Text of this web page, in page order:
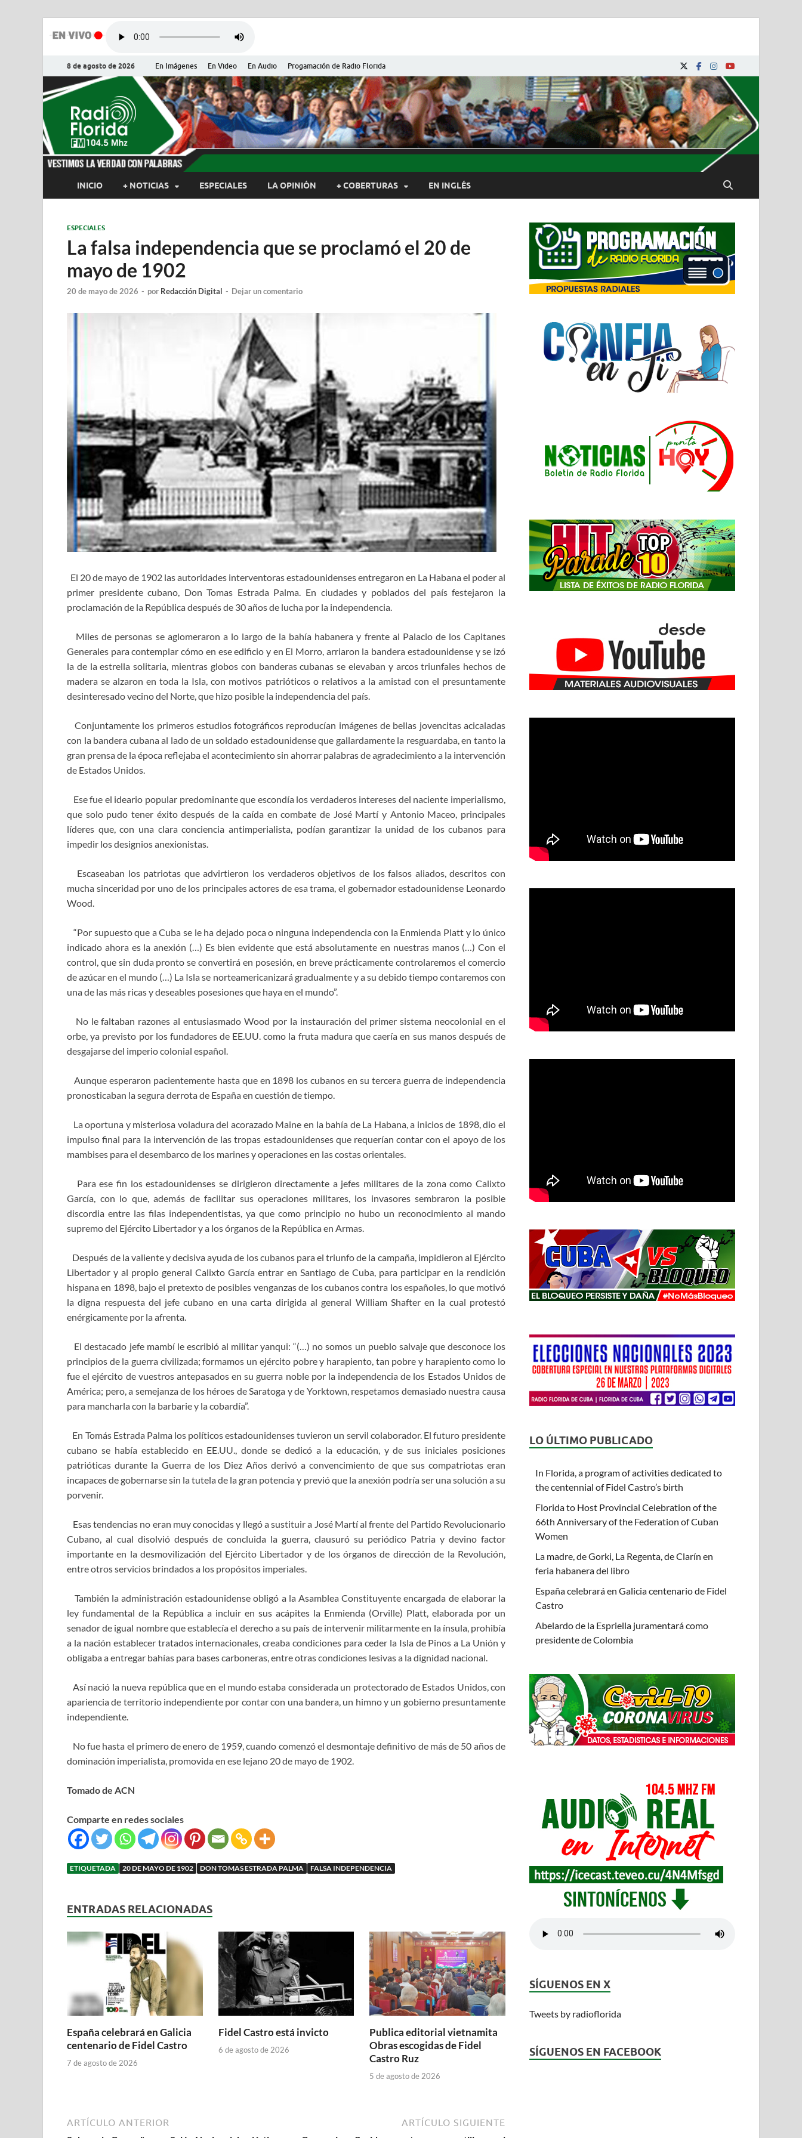
8 de agosto de 2026 En Imágenes En Video En Audio Progamación de Radio Florida
Radio Florida de Cuba
Noticias y Actualidades de Florida, Camagüey, Cuba
INICIO + NOTICIAS ESPECIALES LA OPINIÓN + COBERTURAS EN INGLÉS
ESPECIALES
La falsa independencia que se proclamó el 20 de
mayo de 1902
20 de mayo de 2026 - por Redacción Digital - Dejar un comentario
El 20 de mayo de 1902 las autoridades interventoras estadounidenses entregaron en La Habana el poder al
primer presidente cubano, Don Tomas Estrada Palma. En ciudades y poblados del país festejaron la
proclamación de la República después de 30 años de lucha por la independencia.
Miles de personas se aglomeraron a lo largo de la bahía habanera y frente al Palacio de los Capitanes
Generales para contemplar cómo en ese edificio y en El Morro, arriaron la bandera estadounidense y se izó
la de la estrella solitaria, mientras globos con banderas cubanas se elevaban y arcos triunfales hechos de
madera se alzaron en toda la Isla, con motivos patrióticos o relativos a la amistad con el presuntamente
desinteresado vecino del Norte, que hizo posible la independencia del país.
Conjuntamente los primeros estudios fotográficos reproducían imágenes de bellas jovencitas acicaladas
con la bandera cubana al lado de un soldado estadounidense que gallardamente la resguardaba, en tanto la
gran prensa de la época reflejaba el acontecimiento sin ahorrar palabras de agradecimiento a la intervención
de Estados Unidos.
Ese fue el ideario popular predominante que escondía los verdaderos intereses del naciente imperialismo,
que solo pudo tener éxito después de la caída en combate de José Martí y Antonio Maceo, principales
líderes que, con una clara conciencia antimperialista, podían garantizar la unidad de los cubanos para
impedir los designios anexionistas.
Escaseaban los patriotas que advirtieron los verdaderos objetivos de los falsos aliados, descritos con
mucha sinceridad por uno de los principales actores de esa trama, el gobernador estadounidense Leonardo
Wood.
“Por supuesto que a Cuba se le ha dejado poca o ninguna independencia con la Enmienda Platt y lo único
indicado ahora es la anexión (…) Es bien evidente que está absolutamente en nuestras manos (…) Con el
control, que sin duda pronto se convertirá en posesión, en breve prácticamente controlaremos el comercio
de azúcar en el mundo (…) La Isla se norteamericanizará gradualmente y a su debido tiempo contaremos con
una de las más ricas y deseables posesiones que haya en el mundo”.
No le faltaban razones al entusiasmado Wood por la instauración del primer sistema neocolonial en el
orbe, ya previsto por los fundadores de EE.UU. como la fruta madura que caería en sus manos después de
desgajarse del imperio colonial español.
Aunque esperaron pacientemente hasta que en 1898 los cubanos en su tercera guerra de independencia
pronosticaban la segura derrota de España en cuestión de tiempo.
La oportuna y misteriosa voladura del acorazado Maine en la bahía de La Habana, a inicios de 1898, dio el
impulso final para la intervención de las tropas estadounidenses que requerían contar con el apoyo de los
mambises para el desembarco de los marines y operaciones en las costas orientales.
Para ese fin los estadounidenses se dirigieron directamente a jefes militares de la zona como Calixto
García, con lo que, además de facilitar sus operaciones militares, los invasores sembraron la posible
discordia entre las filas independentistas, ya que como principio no hubo un reconocimiento al mando
supremo del Ejército Libertador y a los órganos de la República en Armas.
Después de la valiente y decisiva ayuda de los cubanos para el triunfo de la campaña, impidieron al Ejército
Libertador y al propio general Calixto García entrar en Santiago de Cuba, para participar en la rendición
hispana en 1898, bajo el pretexto de posibles venganzas de los cubanos contra los españoles, lo que motivó
la digna respuesta del jefe cubano en una carta dirigida al general William Shafter en la cual protestó
enérgicamente por la afrenta.
El destacado jefe mambí le escribió al militar yanqui: “(…) no somos un pueblo salvaje que desconoce los
principios de la guerra civilizada; formamos un ejército pobre y harapiento, tan pobre y harapiento como lo
fue el ejército de vuestros antepasados en su guerra noble por la independencia de los Estados Unidos de
América; pero, a semejanza de los héroes de Saratoga y de Yorktown, respetamos demasiado nuestra causa
para mancharla con la barbarie y la cobardía”.
En Tomás Estrada Palma los políticos estadounidenses tuvieron un servil colaborador. El futuro presidente
cubano se había establecido en EE.UU., donde se dedicó a la educación, y de sus iniciales posiciones
patrióticas durante la Guerra de los Diez Años derivó a convencimiento de que sus compatriotas eran
incapaces de gobernarse sin la tutela de la gran potencia y previó que la anexión podría ser una solución a su
porvenir.
Esas tendencias no eran muy conocidas y llegó a sustituir a José Martí al frente del Partido Revolucionario
Cubano, al cual disolvió después de concluida la guerra, clausuró su periódico Patria y devino factor
importante en la desmovilización del Ejército Libertador y de los órganos de dirección de la Revolución,
entre otros servicios brindados a los propósitos imperiales.
También la administración estadounidense obligó a la Asamblea Constituyente encargada de elaborar la
ley fundamental de la República a incluir en sus acápites la Enmienda (Orville) Platt, elaborada por un
senador de igual nombre que establecía el derecho a su país de intervenir militarmente en la ínsula, prohibía
a la nación establecer tratados internacionales, creaba condiciones para ceder la Isla de Pinos a La Unión y
obligaba a entregar bahías para bases carboneras, entre otras condiciones lesivas a la dignidad nacional.
Así nació la nueva república que en el mundo estaba considerada un protectorado de Estados Unidos, con
apariencia de territorio independiente por contar con una bandera, un himno y un gobierno presuntamente
independiente.
No fue hasta el primero de enero de 1959, cuando comenzó el desmontaje definitivo de más de 50 años de
dominación imperialista, promovida en ese lejano 20 de mayo de 1902.
Tomado de ACN
Comparte en redes sociales
ETIQUETADA 20 DE MAYO DE 1902 DON TOMAS ESTRADA PALMA FALSA INDEPENDENCIA
ENTRADAS RELACIONADAS
España celebrará en Galicia
centenario de Fidel Castro
7 de agosto de 2026
Fidel Castro está invicto
6 de agosto de 2026
Publica editorial vietnamita
Obras escogidas de Fidel
Castro Ruz
5 de agosto de 2026
ARTÍCULO ANTERIOR ARTÍCULO SIGUIENTE
LO ÚLTIMO PUBLICADO
In Florida, a program of activities dedicated to
the centennial of Fidel Castro’s birth
Florida to Host Provincial Celebration of the
66th Anniversary of the Federation of Cuban
Women
La madre, de Gorki, La Regenta, de Clarín en
feria habanera del libro
España celebrará en Galicia centenario de Fidel
Castro
Abelardo de la Espriella juramentará como
presidente de Colombia
SÍGUENOS EN X
Tweets by radioflorida
SÍGUENOS EN FACEBOOK